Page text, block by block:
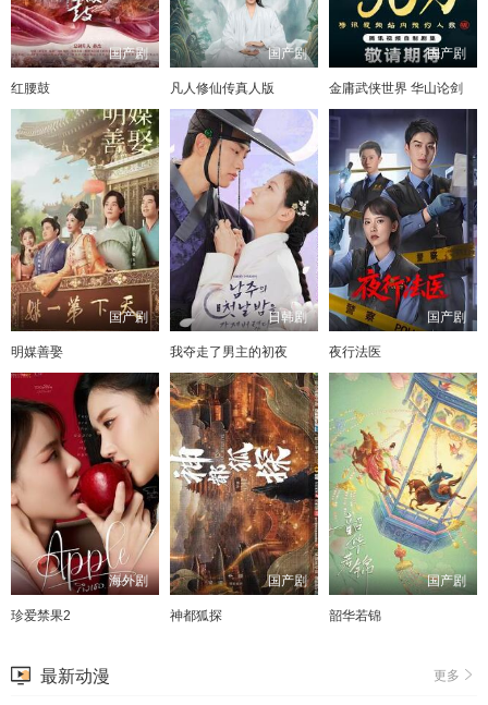
国产剧
红腰鼓
国产剧
凡人修仙传真人版
国产剧
金庸武侠世界 华山论剑
国产剧
明媒善娶
日韩剧
我夺走了男主的初夜
国产剧
夜行法医
海外剧
珍爱禁果2
国产剧
神都狐探
国产剧
韶华若锦
更多
最新动漫